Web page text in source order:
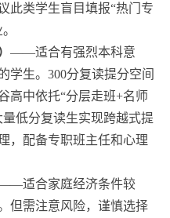
此类学生盲目填报“热门专
——适合有强烈本科意
学生。300分复读提分空间
高中依托“分层走班+名师
低分复读生实现跨越式提
，配备专职班主任和心理
适合家庭经济条件较
但需注意风险，谨慎选择